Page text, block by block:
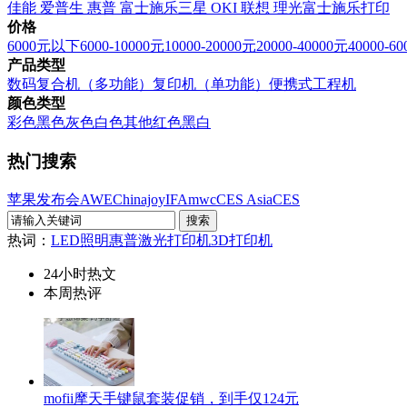
佳能 爱普生 惠普 富士施乐三星 OKI 联想 理光富士施乐打印
价格
6000元以下6000-10000元10000-20000元20000-40000元40000-
产品类型
数码复合机（多功能） 复印机（单功能） 便携式工程机
颜色类型
彩色黑色灰色白色其他红色黑白
热门搜索
苹果发布会AWEChinajoyIFAmwcCES AsiaCES
热词： LED照明惠普激光打印机3D打印机
24小时热文
本周热评
mofii摩天手键鼠套装促销，到手仅124元